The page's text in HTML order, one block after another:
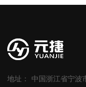
地址： 中国浙江省宁